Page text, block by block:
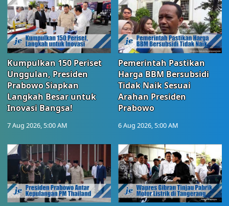
Kumpulkan 150 Periset
Unggulan, Presiden
Prabowo Siapkan
Langkah Besar untuk
Inovasi Bangsa!
7 Aug 2026, 5:00 AM
Pemerintah Pastikan
Harga BBM Bersubsidi
Tidak Naik Sesuai
Arahan Presiden
Prabowo
6 Aug 2026, 5:00 AM